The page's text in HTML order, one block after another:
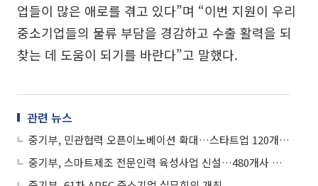
업들이 많은 애로를 겪고 있다”며 “이번 지원이 우리
중소기업들의 물류 부담을 경감하고 수출 활력을 되
찾는 데 도움이 되기를 바란다”고 말했다.
관련 뉴스
중기부, 민관협력 오픈이노베이션 확대…스타트업 120개사 지원
중기부, 스마트제조 전문인력 육성사업 신설…480개사 모집